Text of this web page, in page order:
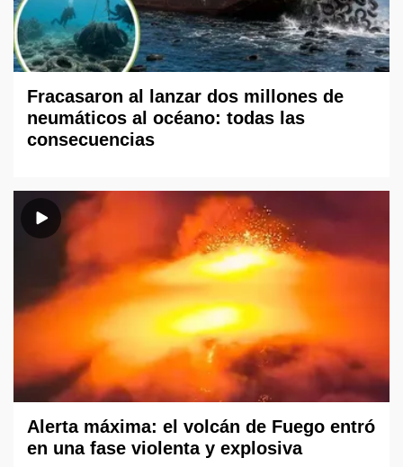
Fracasaron al lanzar dos millones de
neumáticos al océano: todas las
consecuencias
Alerta máxima: el volcán de Fuego entró
en una fase violenta y explosiva